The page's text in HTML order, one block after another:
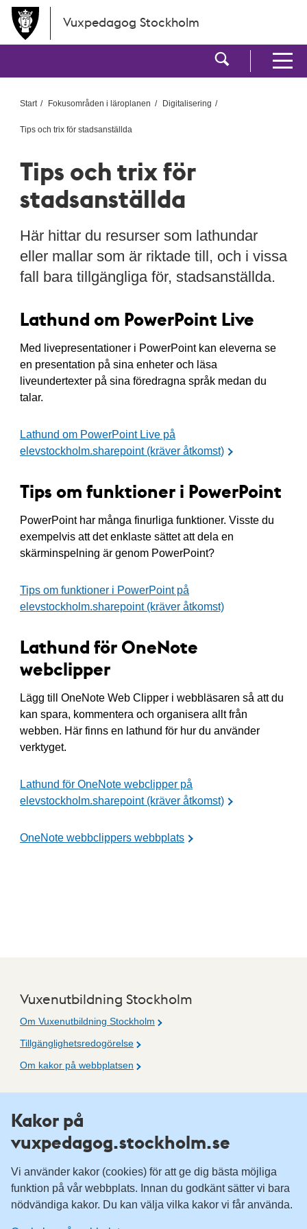
Hoppa till huvudinnehållet
Vuxpedagog Stockholm
Visa
Visa
Start Fokusområden i läroplanen Digitalisering
Tips och trix för stadsanställda
Tips och trix för
stadsanställda
Här hittar du resurser som lathundar
eller mallar som är riktade till, och i vissa
fall bara tillgängliga för, stadsanställda.
Lathund om PowerPoint Live
Med livepresentationer i PowerPoint kan eleverna se
en presentation på sina enheter och läsa
liveundertexter på sina föredragna språk medan du
talar.
Lathund om PowerPoint Live på
elevstockholm.sharepoint (kräver åtkomst)
Tips om funktioner i PowerPoint
PowerPoint har många finurliga funktioner. Visste du
exempelvis att det enklaste sättet att dela en
skärminspelning är genom PowerPoint?
Tips om funktioner i PowerPoint på
elevstockholm.sharepoint (kräver åtkomst)
Lathund för OneNote
webclipper
Lägg till OneNote Web Clipper i webbläsaren så att du
kan spara, kommentera och organisera allt från
webben. Här finns en lathund för hur du använder
verktyget.
Lathund för OneNote webclipper på
elevstockholm.sharepoint (kräver åtkomst)
OneNote webbclippers webbplats
Vuxenutbildning Stockholm
Om Vuxenutbildning Stockholm
Tillgänglighetsredogörelse
Om kakor på webbplatsen
Fler resurser
Vuxenutbildning Stockholm
Information för leverantörsskolor
Kakor på
vuxpedagog.stockholm.se
Vi använder kakor (cookies) för att ge dig bästa möjliga
funktion på vår webbplats. Innan du godkänt sätter vi bara
nödvändiga kakor. Du kan välja vilka kakor vi får använda.